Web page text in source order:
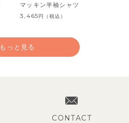
マッキン半袖シャツ
3,465円 （税込）
もっと見る
CONTACT